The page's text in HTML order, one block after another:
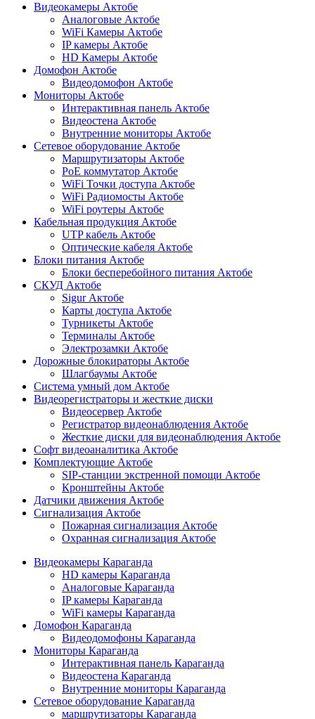
Видеокамеры Актобе
Аналоговые Актобе
WiFi Камеры Актобе
IP камеры Актобе
HD Камеры Актобе
Домофон Актобе
Видеодомофон Актобе
Мониторы Актобе
Интерактивная панель Актобе
Видеостена Актобе
Внутренние мониторы Актобе
Сетевое оборудование Актобе
Маршрутизаторы Актобе
PoE коммутатор Актобе
WiFi Точки доступа Актобе
WiFi Радиомосты Актобе
WiFi роутеры Актобе
Кабельная продукция Актобе
UTP кабель Актобе
Оптические кабеля Актобе
Блоки питания Актобе
Блоки бесперебойного питания Актобе
СКУД Актобе
Sigur Актобе
Карты доступа Актобе
Турникеты Актобе
Терминалы Актобе
Электрозамки Актобе
Дорожные блокираторы Актобе
Шлагбаумы Актобе
Система умный дом Актобе
Видеорегистраторы и жесткие диски
Видеосервер Актобе
Регистратор видеонаблюдения Актобе
Жесткие диски для видеонаблюдения Актобе
Софт видеоаналитика Актобе
Комплектующие Актобе
SIP-станции экстренной помощи Актобе
Кронштейны Актобе
Датчики движения Актобе
Сигнализация Актобе
Пожарная сигнализация Актобе
Охранная сигнализация Актобе
Видеокамеры Караганда
HD камеры Караганда
Аналоговые Караганда
IP камеры Караганда
WiFi камеры Караганда
Домофон Караганда
Видеодомофоны Караганда
Мониторы Караганда
Интерактивная панель Караганда
Видеостена Караганда
Внутренние мониторы Караганда
Сетевое оборудование Караганда
маршрутизаторы Караганда